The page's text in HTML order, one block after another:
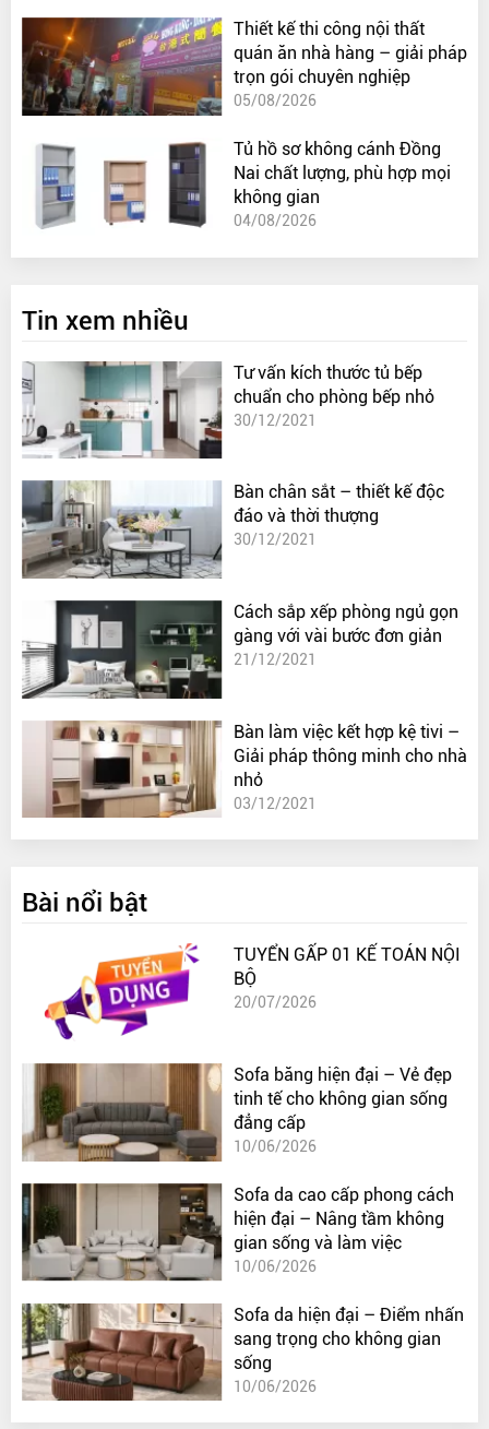
Thiết kế thi công nội thất
quán ăn nhà hàng – giải pháp
trọn gói chuyên nghiệp
05/08/2026
Tủ hồ sơ không cánh Đồng
Nai chất lượng, phù hợp mọi
không gian
04/08/2026
Tin xem nhiều
Tư vấn kích thước tủ bếp
chuẩn cho phòng bếp nhỏ
30/12/2021
Bàn chân sắt – thiết kế độc
đáo và thời thượng
30/12/2021
Cách sắp xếp phòng ngủ gọn
gàng với vài bước đơn giản
21/12/2021
Bàn làm việc kết hợp kệ tivi –
Giải pháp thông minh cho nhà
nhỏ
03/12/2021
Bài nổi bật
TUYỂN GẤP 01 KẾ TOÁN NỘI
BỘ
20/07/2026
Sofa băng hiện đại – Vẻ đẹp
tinh tế cho không gian sống
đẳng cấp
10/06/2026
Sofa da cao cấp phong cách
hiện đại – Nâng tầm không
gian sống và làm việc
10/06/2026
Sofa da hiện đại – Điểm nhấn
sang trọng cho không gian
sống
10/06/2026